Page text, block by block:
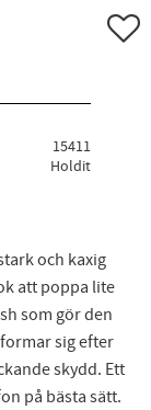
Lägg
15411
Holdit
och kaxig
att poppa lite
som gör den
sig efter
skydd. Ett
på bästa sätt.